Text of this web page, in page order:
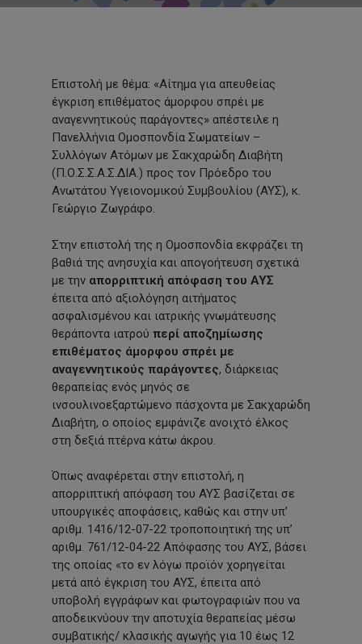
Επιστολή με θέμα: «Αίτημα για απευθείας
έγκριση επιθέματος άμορφου σπρέι με
αναγεννητικούς παράγοντες» απέστειλε η
Πανελλήνια Ομοσπονδία Σωματείων –
Συλλόγων Ατόμων με Σακχαρώδη Διαβήτη
(Π.Ο.Σ.Σ.Α.Σ.ΔΙΑ.) προς τον Πρόεδρο του
Ανωτάτου Υγειονομικού Συμβουλίου (ΑΥΣ), κ.
Γεώργιο Ζωγράφο.
Στην επιστολή της η Ομοσπονδία εκφράζει τη
βαθιά της ανησυχία και απογοήτευση σχετικά
με την απορριπτική απόφαση του ΑΥΣ
έπειτα από αξιολόγηση αιτήματος
ασφαλισμένου και ιατρικής γνωμάτευσης
θεράποντα ιατρού περί αποζημίωσης
επιθέματος άμορφου σπρέι με
αναγεννητικούς παράγοντες, διάρκειας
θεραπείας ενός μηνός σε
ινσουλινοεξαρτώμενο πάσχοντα με Σακχαρώδη
Διαβήτη, ο οποίος εμφάνιζε ανοιχτό έλκος
στη δεξιά πτέρνα κάτω άκρου.
Όπως αναφέρεται στην επιστολή, η
απορριπτική απόφαση του ΑΥΣ βασίζεται σε
υπουργικές αποφάσεις, καθώς και στην υπ’
αριθμ. 1416/12-07-22 τροποποιητική της υπ’
αριθμ. 761/12-04-22 Απόφασης του ΑΥΣ, βάσει
της οποίας «το εν λόγω προϊόν χορηγείται
μετά από έγκριση του ΑΥΣ, έπειτα από
υποβολή εγγράφων και φωτογραφιών που να
αποδεικνύουν την αποτυχία θεραπείας μέσω
συμβατικής/ κλασικής αγωγής για 10 έως 12